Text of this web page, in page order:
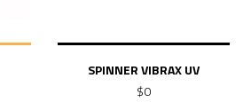
SPINNER VIBRAX UV
$0